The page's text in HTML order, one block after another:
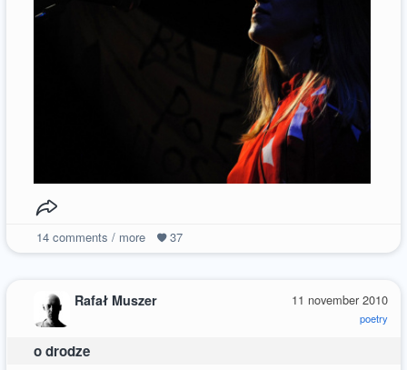
14comments / more 37
11 november 2010
poetry
Rafał Muszer
o drodze